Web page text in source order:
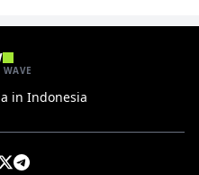
WAVE
in Indonesia